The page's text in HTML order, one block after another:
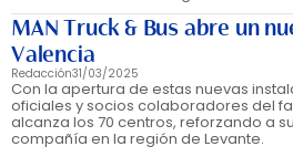
MAN Truck & Bus abre un
Valencia
Redacción31/03/2025
Con la apertura de estas nuevas
oficiales y socios colaboradores del
alcanza los 70 centros, reforzando a
compañía en la región de Levante.